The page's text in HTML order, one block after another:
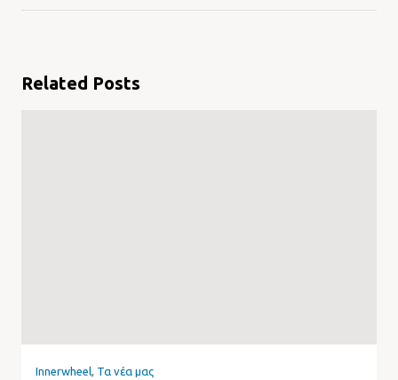
Related Posts
Innerwheel, Τα νέα μας